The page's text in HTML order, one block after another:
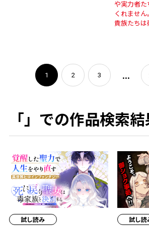
や実力者
くれませ
貴族たち
1 2 3 ...
「」での作品検索
試し読み 試し読